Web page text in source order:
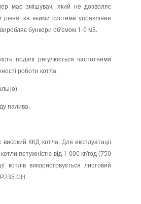
має змішувач, який не дозволяє
за якими система управління
бункери об’ємом 1-9 м3.
подачі регулюється частотними
роботи котла.
палива.
ККД котла. Для експлуатації
потужністю від 1 000 кг/год (750
використовується листовий
GH.